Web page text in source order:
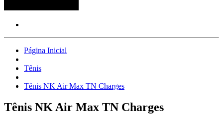
Página Inicial
Tênis
Tênis NK Air Max TN Charges
Tênis NK Air Max TN Charges